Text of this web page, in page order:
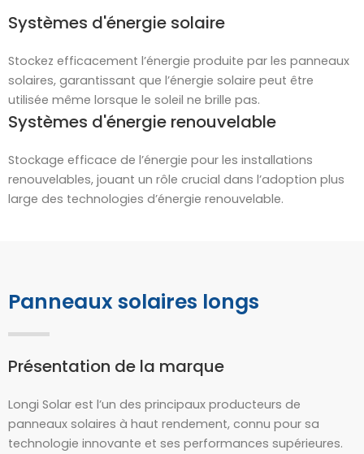
Systèmes d'énergie solaire
Stockez efficacement l’énergie produite par les panneaux
solaires, garantissant que l’énergie solaire peut être
utilisée même lorsque le soleil ne brille pas.
Systèmes d'énergie renouvelable
Stockage efficace de l’énergie pour les installations
renouvelables, jouant un rôle crucial dans l’adoption plus
large des technologies d’énergie renouvelable.
Panneaux solaires longs
Présentation de la marque
Longi Solar est l’un des principaux producteurs de
panneaux solaires à haut rendement, connu pour sa
technologie innovante et ses performances supérieures.